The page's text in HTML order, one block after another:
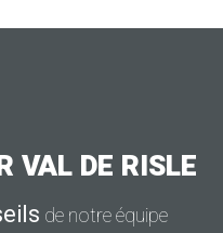
VAL DE RISLE
de notre équipe